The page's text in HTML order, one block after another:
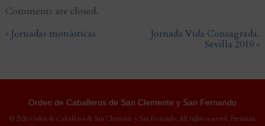
Comments are closed.
« Jornadas monásticas
Jornada Vida Consagrada.
Sevilla 2019 »
Orden de Caballeros de San Clemente y San Fernando
© 2026 Orden de Caballeros de San Clemente y San Fernando. All rights reserved. Premium